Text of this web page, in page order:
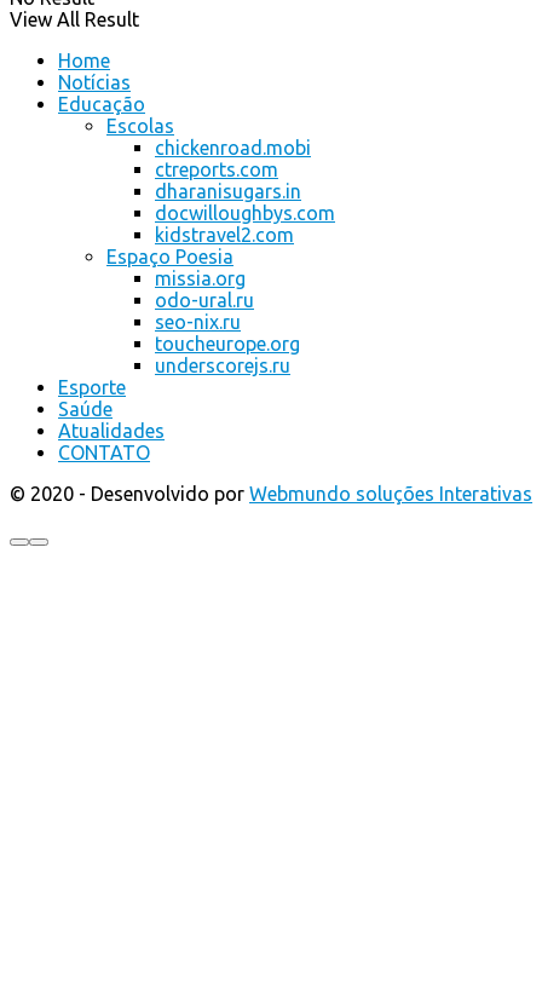
View All Result
Home
Notícias
Educação
Escolas
chickenroad.mobi
ctreports.com
dharanisugars.in
docwilloughbys.com
kidstravel2.com
Espaço Poesia
missia.org
odo-ural.ru
seo-nix.ru
toucheurope.org
underscorejs.ru
Esporte
Saúde
Atualidades
CONTATO
© 2020 - Desenvolvido por Webmundo soluções Interativas